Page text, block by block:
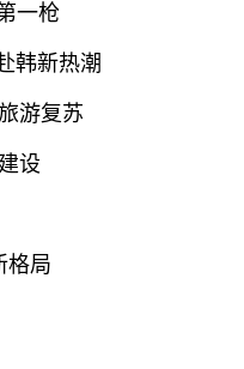
一枪
韩新热潮
游复苏
设
格局